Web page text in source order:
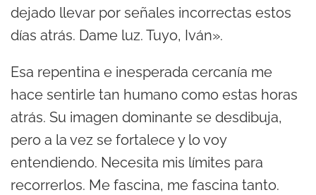
dejado llevar por señales incorrectas estos
días atrás. Dame luz. Tuyo, Iván».
Esa repentina e inesperada cercanía me
hace sentirle tan humano como estas horas
atrás. Su imagen dominante se desdibuja,
pero a la vez se fortalece y lo voy
entendiendo. Necesita mis límites para
recorrerlos. Me fascina, me fascina tanto.